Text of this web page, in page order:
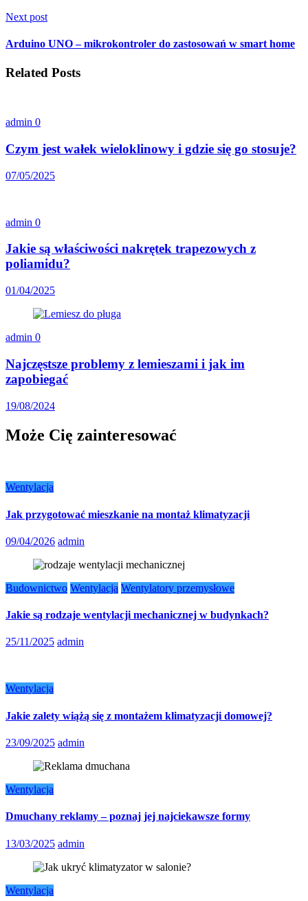
Next post
Arduino UNO – mikrokontroler do zastosowań w smart home
Related Posts
admin 0
Czym jest wałek wieloklinowy i gdzie się go stosuje?
07/05/2025
admin 0
Jakie są właściwości nakrętek trapezowych z
poliamidu?
01/04/2025
admin 0
Najczęstsze problemy z lemieszami i jak im
zapobiegać
19/08/2024
Może Cię zainteresować
Wentylacja
Jak przygotować mieszkanie na montaż klimatyzacji
09/04/2026 admin
Budownictwo Wentylacja Wentylatory przemysłowe
Jakie są rodzaje wentylacji mechanicznej w budynkach?
25/11/2025 admin
Wentylacja
Jakie zalety wiążą się z montażem klimatyzacji domowej?
23/09/2025 admin
Wentylacja
Dmuchany reklamy – poznaj jej najciekawsze formy
13/03/2025 admin
Wentylacja